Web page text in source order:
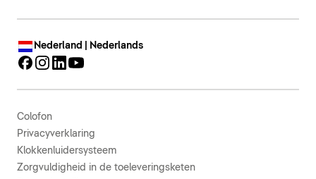
Nederland | Nederlands
Colofon
Privacyverklaring
Klokkenluidersysteem
Zorgvuldigheid in de toeleveringsketen